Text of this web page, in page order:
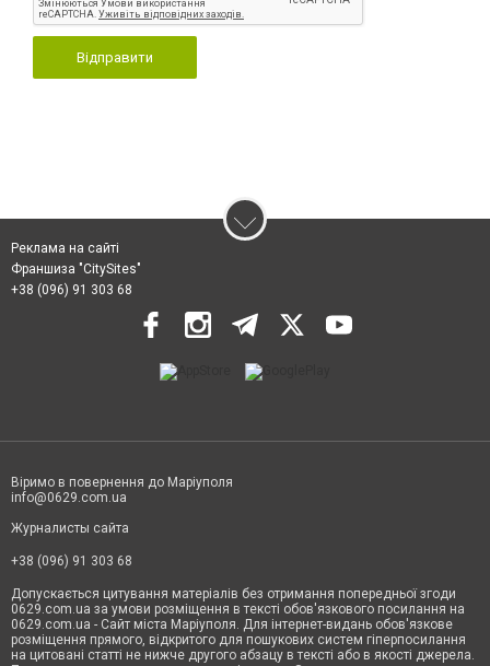
Відправити
Реклама на сайті
Франшиза "CitySites"
+38 (096) 91 303 68
Віримо в повернення до Маріуполя
info@0629.com.ua
Журналисты сайта
+38 (096) 91 303 68
Допускається цитування матеріалів без отримання попередньої згоди
0629.com.ua за умови розміщення в тексті обов'язкового посилання на
0629.com.ua - Сайт міста Маріуполя. Для інтернет-видань обов'язкове
розміщення прямого, відкритого для пошукових систем гіперпосилання
на цитовані статті не нижче другого абзацу в тексті або в якості джерела.